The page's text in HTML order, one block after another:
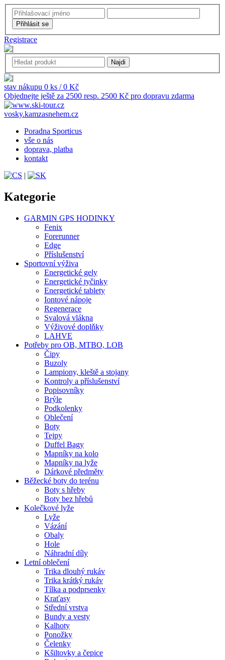
Registrace
stav nákupu 0 ks / 0 Kč
Objednejte ještě za 2500 resp. 2500 Kč pro dopravu zdarma
vosky.kamzasnehem.cz
Poradna Sporticus
vše o nás
doprava, platba
kontakt
|
Kategorie
GARMIN GPS HODINKY
Fenix
Forerunner
Edge
Příslušenství
Sportovní výživa
Energetické gely
Energetické tyčinky
Energetické tablety
Iontové nápoje
Regenerace
Svalová vlákna
Výživové doplňky
LAHVE
Potřeby pro OB, MTBO, LOB
Čipy
Buzoly
Lampiony, kleště a stojany
Kontroly a příslušenství
Popisovníky
Brýle
Podkolenky
Oblečení
Boty
Tejpy
Duffel Bagy
Mapníky na kolo
Mapníky na lyže
Dárkové předměty
Běžecké boty do terénu
Boty s hřeby
Boty bez hřebů
Kolečkové lyže
Lyže
Vázání
Obaly
Hole
Náhradní díly
Letní oblečení
Trika dlouhý rukáv
Trika krátký rukáv
Tílka a podprsenky
Kraťasy
Střední vrstva
Bundy a vesty
Kalhoty
Ponožky
Čelenky
Kšiltovky a čepice